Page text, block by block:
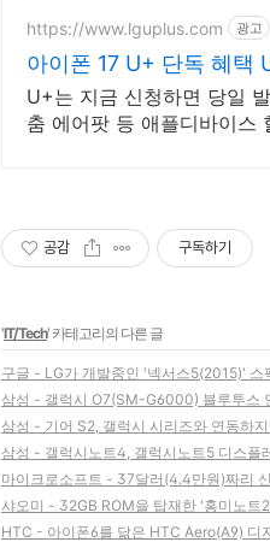
https://www.lguplus.com 광고
아이폰 17 U+ 단독 혜택
U+는 지금 신청하면 당일
춤 에어팟 등 애플디바이스
공감 구독하기
'IT/Tech' 카테고리의 다른 글
구글 - LG가 개발중인 '넥서스5(2015)' 스
삼성 - 갤럭시 O7(SM-G6000) 블루투스
삼성 - 기어 S2, 갤럭시 시리즈와 연동하
삼성 - 갤럭시노트4, 갤럭시노트5 디스플
마이크로소프트 - 37달러(4.4만원)짜리
샤오미 - 32GB ROM을 탑재한 '홍미노트
HTC - 아이폰6를 닮은 HTC Aero(A9) 디